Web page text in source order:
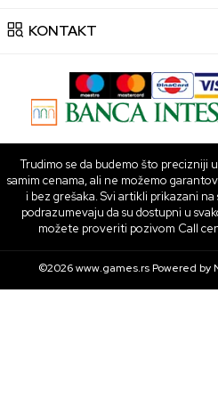
KONTAKT
Trudimo se da budemo što precizniji
samim cenama, ali ne možemo
i bez grešaka. Svi artikli prikazani
podrazumevaju da su dostupni u
možete proveriti pozivom Call
©2026www.games.rs Powered by